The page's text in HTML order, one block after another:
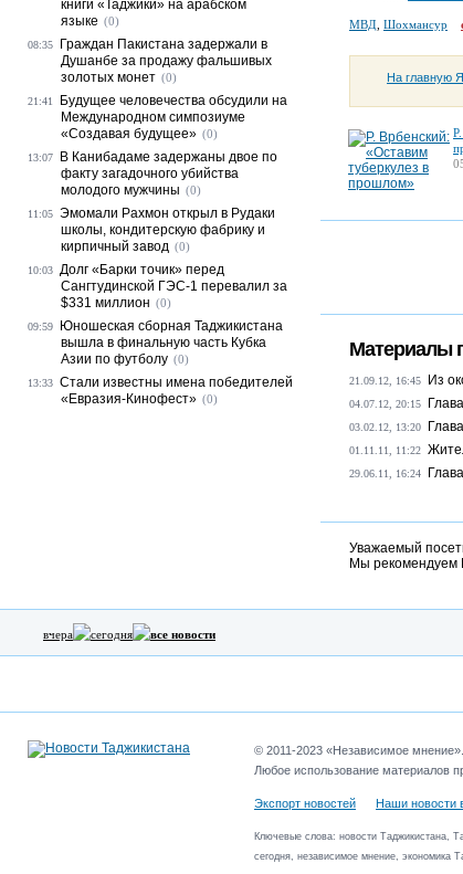
МВД Шохмансур
На главную
Материалы
21.09.12, 16:45 Из
04.07.12, 20:15
03.02.12, 13:20
01.11.11, 11:22
29.06.11, 16:24
Уважаемый
Мы рекомендуем
книги «Таджики» на арабском
языке (0)
08:35
Граждан Пакистана задержали в
Душанбе за продажу фальшивых
золотых монет (0)
21:41
Будущее человечества обсудили на
Международном симпозиуме
«Создавая будущее» (0)
13:07
В Канибадаме задержаны двое по
факту загадочного убийства
молодого мужчины (0)
11:05 Эмомали Рахмон открыл в Рудаки
школы, кондитерскую фабрику и
кирпичный завод (0)
10:03 Долг «Барки точик» перед
Сангтудинской ГЭС-1 перевалил за
$331 миллион (0)
09:59
Юношеская сборная Таджикистана
вышла в финальную часть Кубка
Азии по футболу (0)
13:33 Стали известны имена победителей
«Евразия-Кинофест» (0)
вчера сегодня все новости
© 2011-2023 «Независимое
Любое использование материалов
Экспорт новостей Наши новости
Ключевые слова: новости Таджикистана,
сегодня, независимое мнение, экономика